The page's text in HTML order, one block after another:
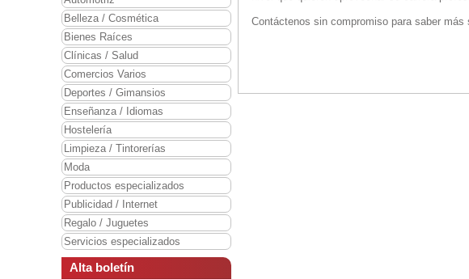
Belleza / Cosmética
Bienes Raíces
Clínicas / Salud
Comercios Varios
Deportes / Gimansios
Enseñanza / Idiomas
Hostelería
Limpieza / Tintorerías
Moda
Productos especializados
Publicidad / Internet
Regalo / Juguetes
Servicios especializados
Alta boletín
Contáctenos sin compromiso para saber más